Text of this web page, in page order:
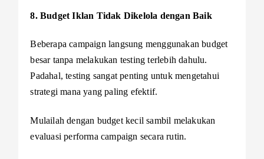
8. Budget Iklan Tidak Dikelola dengan Baik
Beberapa campaign langsung menggunakan budget
besar tanpa melakukan testing terlebih dahulu.
Padahal, testing sangat penting untuk mengetahui
strategi mana yang paling efektif.
Mulailah dengan budget kecil sambil melakukan
evaluasi performa campaign secara rutin.